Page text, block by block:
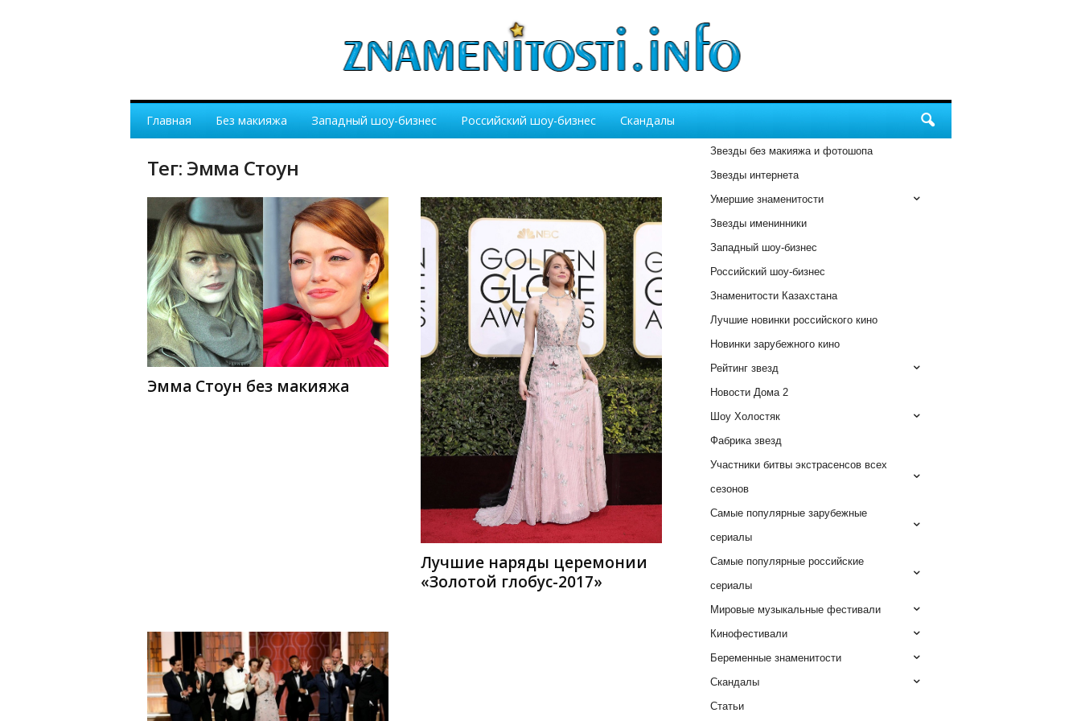
Главная Без макияжа Западный шоу-бизнес Российский шоу-бизнес Скандалы
Тег: Эмма Стоун
Эмма Стоун без макияжа
Лучшие наряды церемонии
«Золотой глобус-2017»
Звезды без макияжа и фотошопа
Звезды интернета
Умершие знаменитости
Звезды именинники
Западный шоу-бизнес
Российский шоу-бизнес
Знаменитости Казахстана
Лучшие новинки российского кино
Новинки зарубежного кино
Рейтинг звезд
Новости Дома 2
Шоу Холостяк
Фабрика звезд
Участники битвы экстрасенсов всех
сезонов
Самые популярные зарубежные
сериалы
Самые популярные российские
сериалы
Мировые музыкальные фестивали
Кинофестивали
Беременные знаменитости
Скандалы
Статьи